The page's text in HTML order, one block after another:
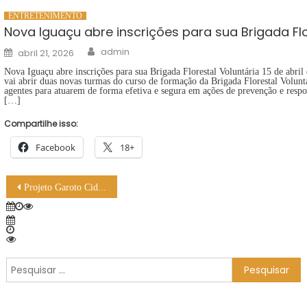
ENTRETENIMENTO
Nova Iguaçu abre inscrições para sua Brigada
Posted
on
abril 21, 2026 Author
admin
Nova Iguaçu abre inscrições para sua Brigada Florestal Voluntária 15 de
vai abrir duas novas turmas do curso de formação da Brigada Florestal
agentes para atuarem de forma efetiva e segura em ações de prevenção e
[…]
Compartilhe isso:
Facebook 18+
Navegação
de
Post
por: